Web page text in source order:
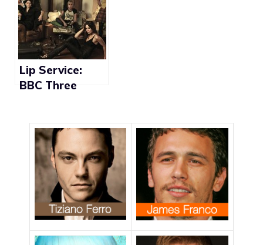
Lip Service:
BBC Three
stagione dello
show